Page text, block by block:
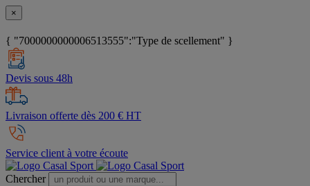
×
{ "7000000000006513555":"Type de scellement" }
Devis sous 48h
Livraison offerte dès 200 € HT
Service client à votre écoute
Chercher